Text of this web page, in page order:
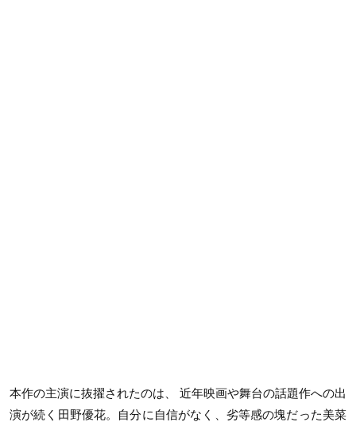
本作の主演に抜擢されたのは、 近年映画や舞台の話題作への出
演が続く田野優花。自分に自信がなく、劣等感の塊だった美菜